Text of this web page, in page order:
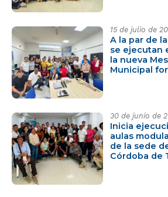
15 de julio de
A la par de
se ejecutan
la nueva
Municipal
30 de junio de
Inicia
aulas
de la sede
Córdoba de